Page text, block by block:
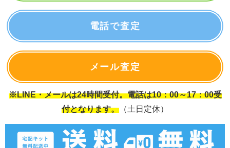
電話で査定
メール査定
※LINE・メールは24時間受付。電話は10：00～17：00受
付となります。 （土日定休）